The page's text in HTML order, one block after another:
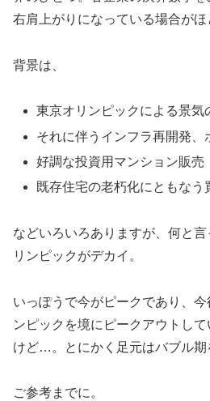
右肩上がりになっている場合がほ
背景は、
東京オリンピックによる景気
それに伴うインフラ再開発、
好調な投資用マンション販売
既存住宅の老朽化にともなう
などいろいろありますが、何と
リンピックがデカイ。
いっぽうで今がピークであり、
ンピックを境にピークアウトし
けど…。とにかく足元はバブル期
ご参考までに。